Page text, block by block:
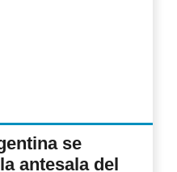
se
antesala del